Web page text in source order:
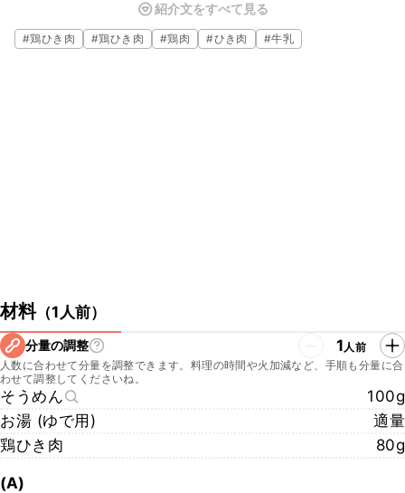
おいしいですよ。お手軽にできますのでランチにもおすすめです。ぜ
ひお試しくださいね。
紹介文をすべて見る
#鶏ひき肉 #鶏ひき肉 #鶏肉 #ひき肉 #牛乳
材料（1人前）
分量の調整 1人前
人数に合わせて分量を調整できます。料理の時間や火加減など、手順も分量に合
わせて調整してくださいね。
そうめん
100g
お湯 (ゆで用)
適量
鶏ひき肉
80g
(A)